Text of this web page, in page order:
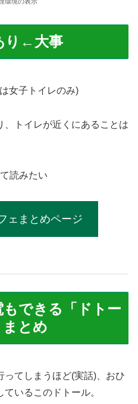
環境の表示
り←大事
女子トイレのみ)
、トイレが近くにあることは
読みたい
ェまとめページ
できる「ドトー
まとめ
てしまうほど(実話)、おひ
いるこのドトール。